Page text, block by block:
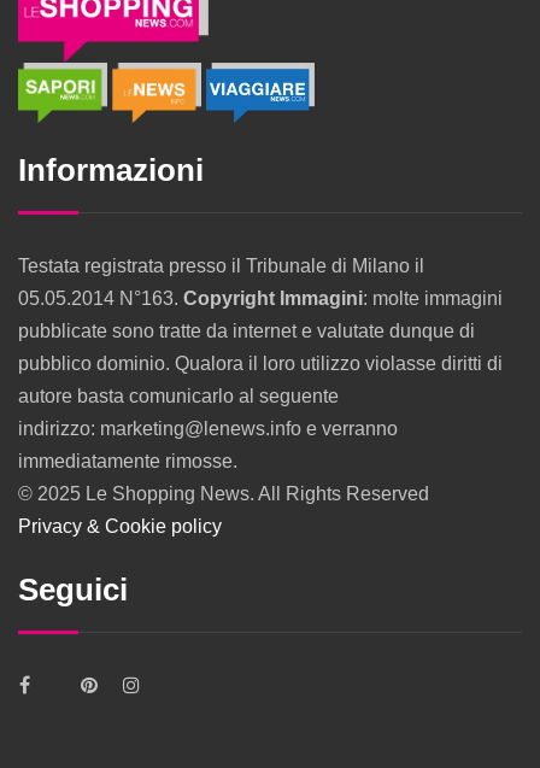
Informazioni
Testata registrata presso il Tribunale di Milano il
05.05.2014 N°163. Copyright Immagini: molte immagini
pubblicate sono tratte da internet e valutate dunque di
pubblico dominio. Qualora il loro utilizzo violasse diritti di
autore basta comunicarlo al seguente
indirizzo: marketing@lenews.info e verranno
immediatamente rimosse.
© 2025 Le Shopping News. All Rights Reserved
Privacy & Cookie policy
Seguici